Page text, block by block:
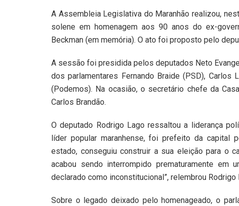
A Assembleia Legislativa do Maranhão realizou,
solene em homenagem aos 90 anos do ex-
Beckman (em memória). O ato foi proposto pelo
A sessão foi presidida pelos deputados Neto
dos parlamentares Fernando Braide (PSD), Carlos
(Podemos). Na ocasião, o secretário chefe da
Carlos Brandão.
O deputado Rodrigo Lago ressaltou a liderança
líder popular maranhense, foi prefeito da capital
estado, conseguiu construir a sua eleição para o
acabou sendo interrompido prematuramente
declarado como inconstitucional”, relembrou Rodrigo
Sobre o legado deixado pelo homenageado, o